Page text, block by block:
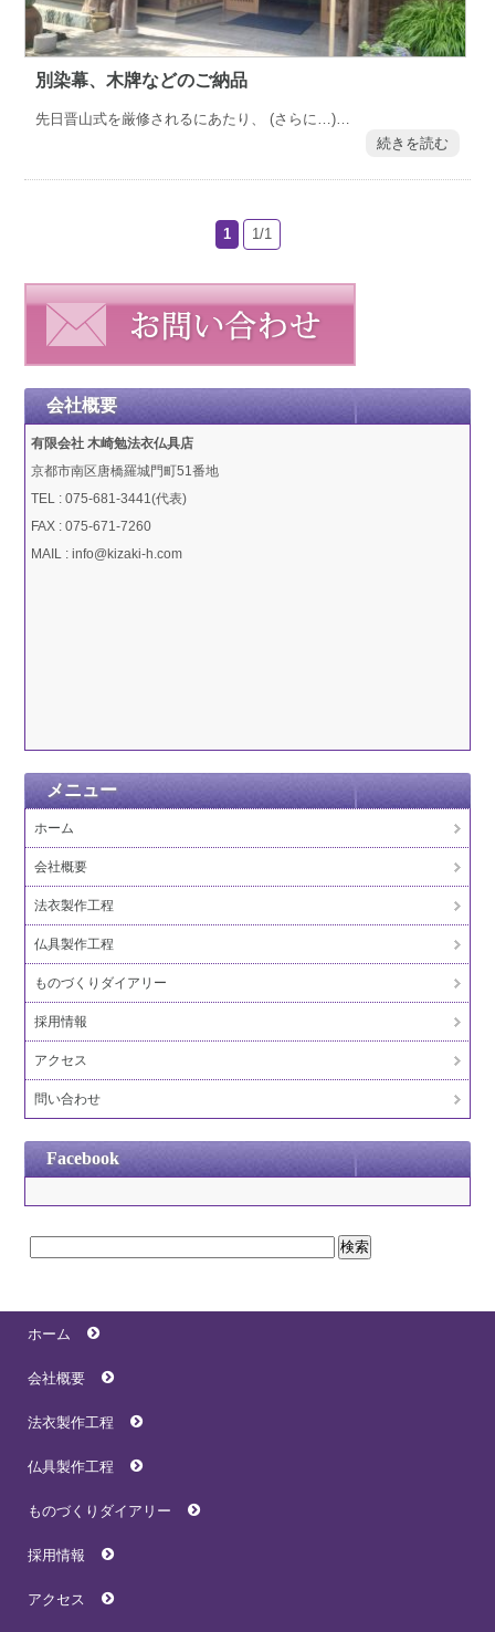
別染幕、木牌などのご納品
先日晋山式を厳修されるにあたり、 (さらに…)…
続きを読む
1 1/1
会社概要
有限会社 木崎勉法衣仏具店
京都市南区唐橋羅城門町51番地
TEL : 075-681-3441(代表)
FAX : 075-671-7260
MAIL : info@kizaki-h.com
メニュー
ホーム
会社概要
法衣製作工程
仏具製作工程
ものづくりダイアリー
採用情報
アクセス
問い合わせ
Facebook
ホーム
会社概要
法衣製作工程
仏具製作工程
ものづくりダイアリー
採用情報
アクセス